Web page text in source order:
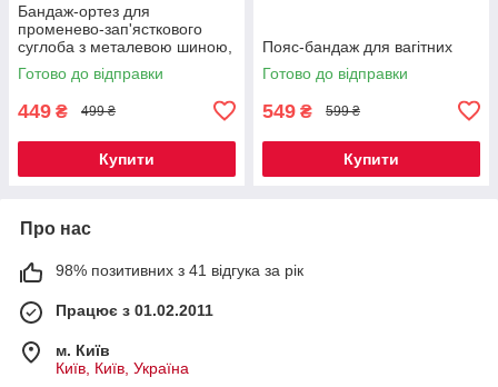
Бандаж-ортез для
променево-зап'ясткового
суглоба з металевою шиною,
чорний
Готово до відправки
449 ₴ 499 ₴
Купити
Пояс-бандаж для вагітних
Готово до відправки
549 ₴ 599 ₴
Купити
Про нас
98% позитивних з 41 відгука за рік
Працює з 01.02.2011
м. Київ
Київ, Київ, Україна